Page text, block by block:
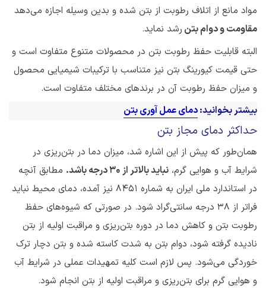
مواد مانع از اتلاف رطوبت از بتن شده و بدین وسیله اجازه می‌دهد
مقاومت و دوام بتن رشد نماید.
البته قابلیت حفظ رطوبت بتن در محصولات متنوع متفاوت است و
حتی قیمت کیورینگ بتن نیز متناسب با ترکیبات شیمیایی محصول
و میزان حفظ رطوبت آن در برندهای مختلف متفاوت است.
بیشتر بخوانید:دمای عمل آوری بتن
حداکثر دمای مجاز بتن
همان‌طور که پیش از این اشاره شد، میزان دما در بتن‌ریزی در
شرایط آب و هوایی گرم، نباید بالاتر از ۳۰ درجه باشد.
مطابق آنچه
در استاندارد ملی ایران به شماره ۸۴۵۱ نیز آمده، دمای محیط نباید
فراتر از ۳۸ درجه سانتی‌گراد شود. در صورتی که شیوه‌های حفظ
رطوبت بتن و کاهش دما در دوره بتن‌ریزی و مراقبت اولیه از بتن
نادیده گرفته شود، دوام بتن به شدت کاسته شده و بتن دچار ترک
خوردگی می‌شود. پس لازم است کلیه تمهیدات عملی در شرایط آب
و هوایی گرم برای بتن‌ریزی و مراقبت اولیه از بتن انجام شود.